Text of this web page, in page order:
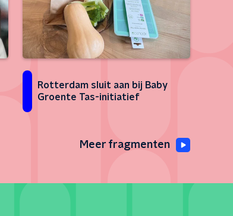
Rotterdam sluit aan bij Baby
Groente Tas-initiatief
Meer fragmenten